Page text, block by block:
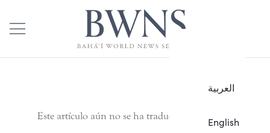
العربية
English
Este artículo aún no se ha traducido al español.